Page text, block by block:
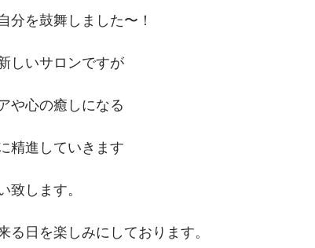
分を鼓舞しました〜！
しいサロンですが
や心の癒しになる
精進していきます
致します。
る日を楽しみにしております。